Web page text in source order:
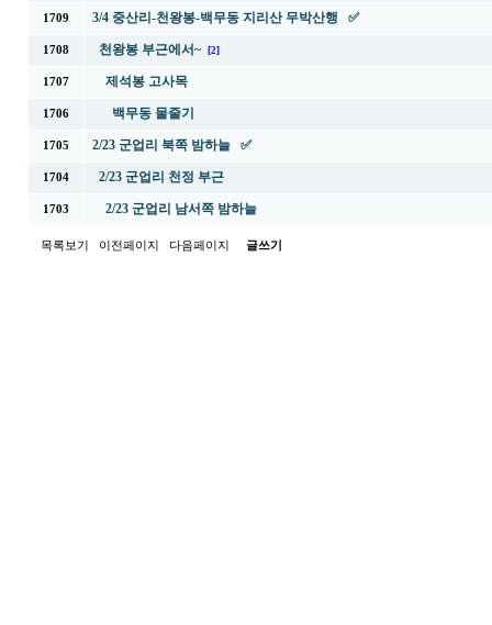
1709 3/4 중산리-천왕봉-백무동 지리산 무박산행 ✅
1708 천왕봉 부근에서~ [2]
1707 제석봉 고사목
1706 백무동 물줄기
1705 2/23 군업리 북쪽 밤하늘 ✅
1704 2/23 군업리 천정 부근
1703 2/23 군업리 남서쪽 밤하늘
목록보기 이전페이지 다음페이지 글쓰기